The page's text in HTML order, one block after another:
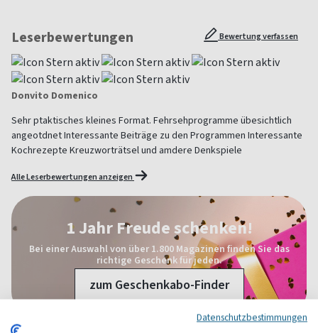
Leserbewertungen Bewertung verfassen
Donvito Domenico
Sehr ptaktisches kleines Format. Fehrsehprogramme übesichtlich
angeotdnet Interessante Beiträge zu den Programmen Interessante
Kochrezepte Kreuzworträtsel und amdere Denkspiele
Alle Leserbewertungen anzeigen
1 Jahr Freude schenken!
Bei einer Auswahl von über 1.800 Magazinen finden Sie das
richtige Geschenk für jeden.
zum Geschenkabo-Finder
Datenschutzbestimmungen